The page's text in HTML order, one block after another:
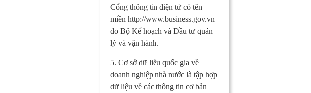
Cổng thông tin điện tử có tên
miền http://www.business.gov.vn
do Bộ Kế hoạch và Đầu tư quản
lý và vận hành.
5. Cơ sở dữ liệu quốc gia về
doanh nghiệp nhà nước là tập hợp
dữ liệu về các thông tin cơ bản